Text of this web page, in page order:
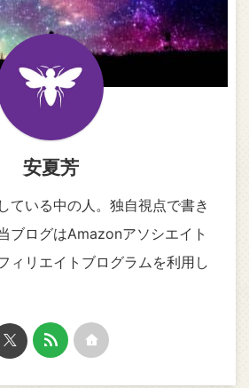
安夏芳
ている中の人。独自視点で書き
ブログはAmazonアソシエイト
ィリエイトブログラムを利用し